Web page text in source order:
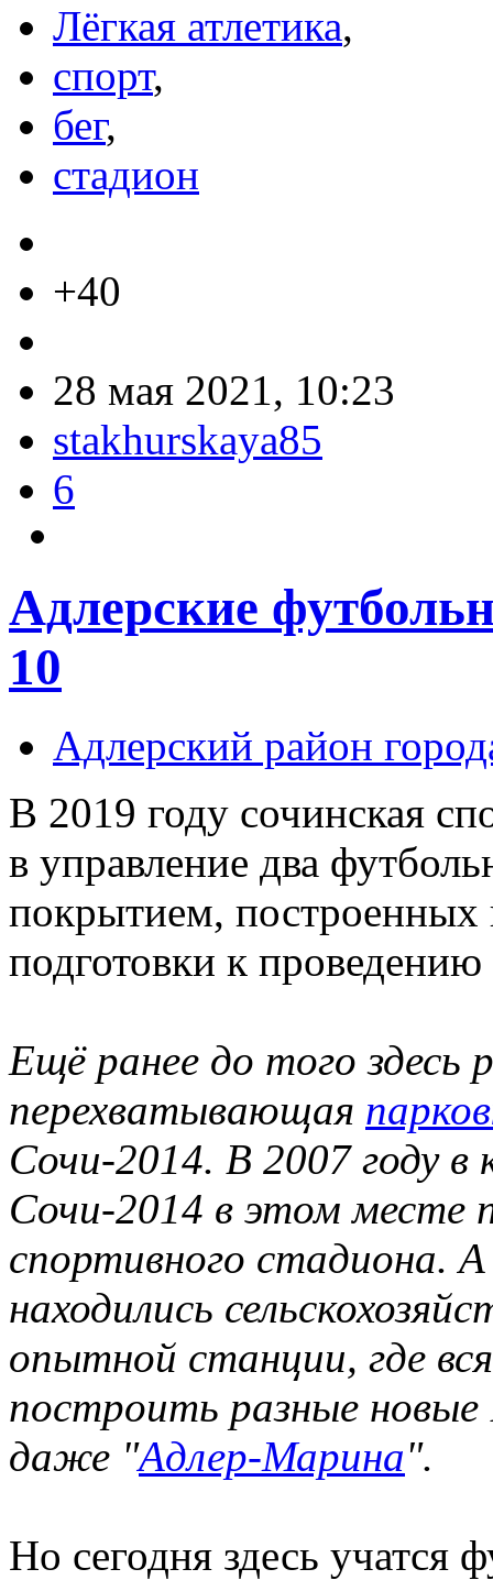
Лёгкая атлетика,
спорт,
бег,
стадион
+40
28 мая 2021, 10:23
stakhurskaya85
6
Адлерские
10
Адлерский район
В 2019 году сочинская
в управление два
покрытием, построенных
подготовки к
Ещё ранее до того здесь
перехватывающая
Сочи-2014. В 2007 году в
Сочи-2014 в этом месте
спортивного стадиона. А
находились
опытной станции, где
построить разные
даже "Адлер-Марина".
Но сегодня здесь учатся